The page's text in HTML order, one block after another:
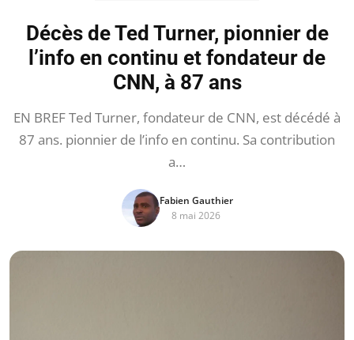
Décès de Ted Turner, pionnier de
l’info en continu et fondateur de
CNN, à 87 ans
EN BREF Ted Turner, fondateur de CNN, est décédé à
87 ans. pionnier de l’info en continu. Sa contribution
a…
Fabien Gauthier
8 mai 2026